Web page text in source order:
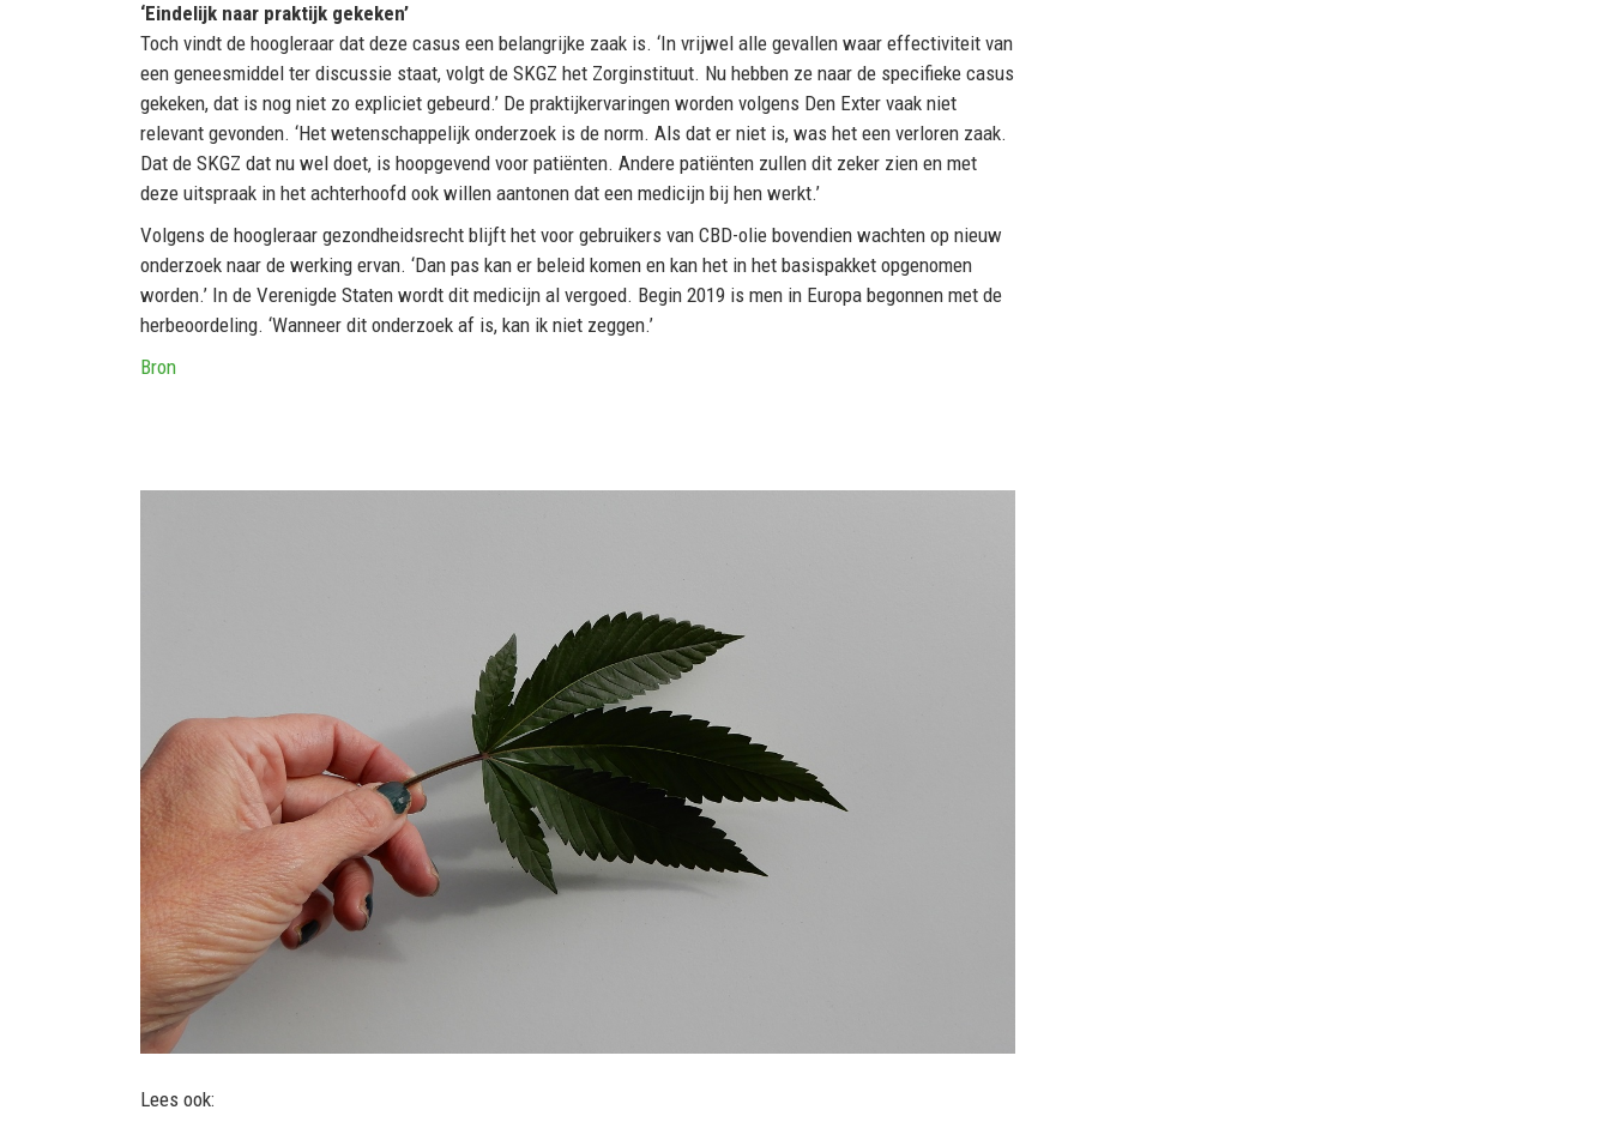
‘Eindelijk naar praktijk gekeken’
Toch vindt de hoogleraar dat deze casus een belangrijke zaak is. ‘In vrijwel alle gevallen waar effectiviteit van
een geneesmiddel ter discussie staat, volgt de SKGZ het Zorginstituut. Nu hebben ze naar de specifieke casus
gekeken, dat is nog niet zo expliciet gebeurd.’ De praktijkervaringen worden volgens Den Exter vaak niet
relevant gevonden. ‘Het wetenschappelijk onderzoek is de norm. Als dat er niet is, was het een verloren zaak.
Dat de SKGZ dat nu wel doet, is hoopgevend voor patiënten. Andere patiënten zullen dit zeker zien en met
deze uitspraak in het achterhoofd ook willen aantonen dat een medicijn bij hen werkt.’
Volgens de hoogleraar gezondheidsrecht blijft het voor gebruikers van CBD-olie bovendien wachten op nieuw
onderzoek naar de werking ervan. ‘Dan pas kan er beleid komen en kan het in het basispakket opgenomen
worden.’ In de Verenigde Staten wordt dit medicijn al vergoed. Begin 2019 is men in Europa begonnen met de
herbeoordeling. ‘Wanneer dit onderzoek af is, kan ik niet zeggen.’
Bron
Lees ook: